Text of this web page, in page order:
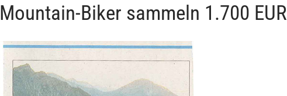
Mountain-Biker sammeln 1.700 EUR